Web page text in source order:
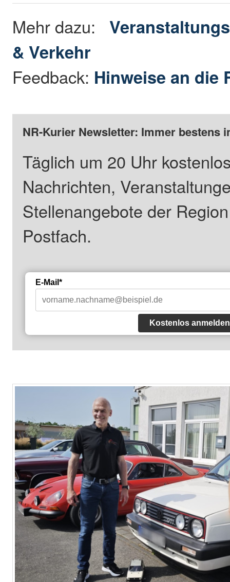
Mehr dazu:
& Verkehr
Feedback: Hinweise an die
NR-Kurier Newsletter: Immer bestens
Täglich um 20 Uhr
Nachrichten,
Stellenangebote der
Postfach.
E-Mail*
Kostenlos anmelden